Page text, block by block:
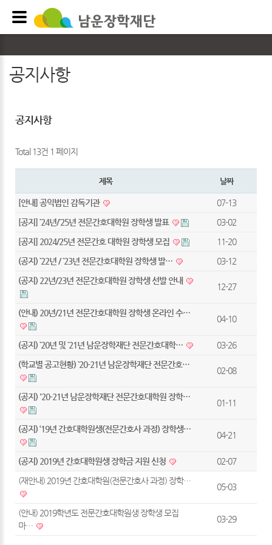
공지사항
공지사항
Total 13건 1 페이지
제목 날짜
[안내] 공익법인 감독기관
07-13
[공지] `24년/`25년 전문간호대학원 장학생 발표
03-02
[공지] 2024/25년 전문간호 대학원 장학생 모집
11-20
(공지) `22년 / `23년 전문간호대학원 장학생 발…
03-12
(공지) 22년/23년 전문간호대학원 장학생 선발 안내
12-27
(안내) 20년/21년 전문간호대학원 장학생 온라인 수…
04-10
(공지) `20년 및 `21년 남운장학재단 전문간호대학…
03-26
(학교별 공고현황) `20-21년 남운장학재단 전문간호…
02-08
(공지) '20-21년 남운장학재단 전문간호대학원 장학…
01-11
(공지) ‘19년 간호대학원생(전문간호사 과정) 장학생…
04-21
(공지) 2019년 간호대학원생 장학금 지원 신청
02-07
(재안내) 2019년 간호대학원(전문간호사 과정) 장학…
05-03
(안내) 2019학년도 전문간호대학원생 장학생 모집
마…
03-29